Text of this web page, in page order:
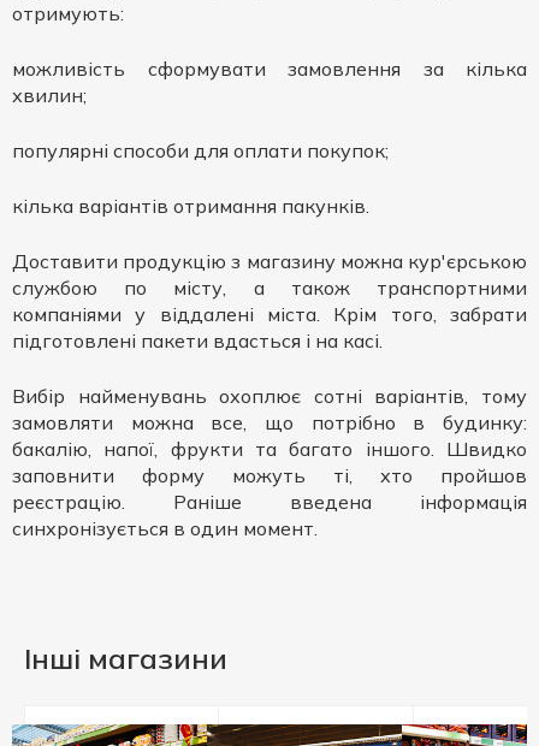
отримують:
можливість сформувати замовлення за кілька
хвилин;
популярні способи для оплати покупок;
кілька варіантів отримання пакунків.
Доставити продукцію з магазину можна кур'єрською
службою по місту, а також транспортними
компаніями у віддалені міста. Крім того, забрати
підготовлені пакети вдасться і на касі.
Вибір найменувань охоплює сотні варіантів, тому
замовляти можна все, що потрібно в будинку:
бакалію, напої, фрукти та багато іншого. Швидко
заповнити форму можуть ті, хто пройшов
реєстрацію. Раніше введена інформація
синхронізується в один момент.
Інші магазини